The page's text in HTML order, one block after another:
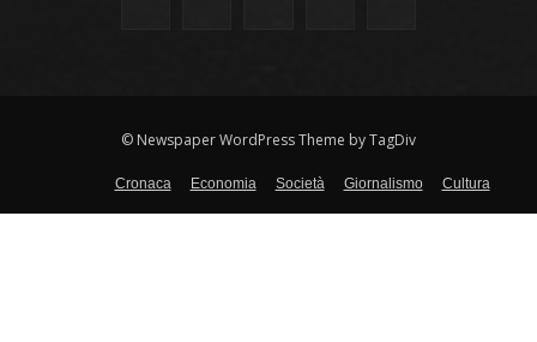
© Newspaper WordPress Theme by TagDiv
Cronaca Economia Società Giornalismo Cultura